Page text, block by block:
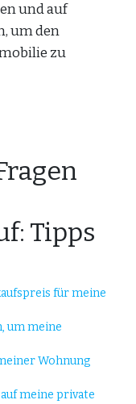
und auf
um den
zu
Tipps
für meine
um meine
Wohnung
meine private